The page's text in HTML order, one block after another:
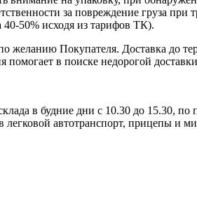
за повреждение груза при
40-50% исходя из тарифов ТК).
Покупателя. Доставка до
в поиске недорогой
в будние дни с 10.30 до 15.30, по
автотранспорт, прицепы и